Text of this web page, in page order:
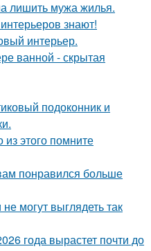
лишить мужа жилья.
знают!
интерьер.
ванной - скрытая
подоконник и
этого помните
понравился больше
могут выглядеть так
года вырастет почти до